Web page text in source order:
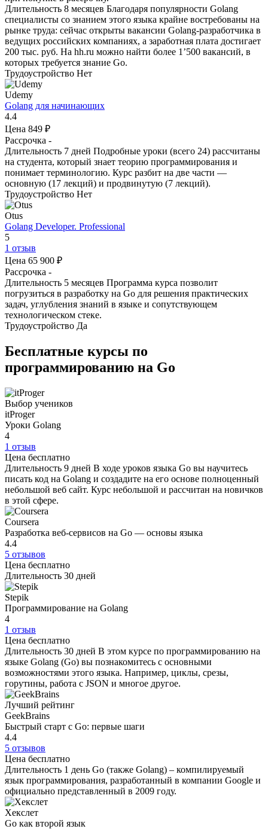
Длительность 8 месяцев Благодаря популярности Golang
специалисты со знанием этого языка крайне востребованы на
рынке труда: сейчас открыты вакансии Golang-разработчика в
ведущих российских компаниях, а заработная плата достигает
200 тыс. руб. На hh.ru можно найти более 1’500 вакансий, в
которых требуется знание Go.
Трудоустройство Нет
Udemy
Golang для начинающих
4.4
Цена 849 ₽
Рассрочка -
Длительность 7 дней Подробные уроки (всего 24) рассчитаны
на студента, который знает теорию программирования и
понимает терминологию. Курс разбит на две части —
основную (17 лекций) и продвинутую (7 лекций).
Трудоустройство Нет
Otus
Golang Developer. Professional
5
1 отзыв
Цена 65 900 ₽
Рассрочка -
Длительность 5 месяцев Программа курса позволит
погрузиться в разработку на Go для решения практических
задач, углубления знаний в языке и сопутствующем
технологическом стеке.
Трудоустройство Да
Бесплатные курсы по
программированию на Go
Выбор учеников
itProger
Уроки Golang
4
1 отзыв
Цена бесплатно
Длительность 9 дней В ходе уроков языка Go вы научитесь
писать код на Golang и создадите на его основе полноценный
небольшой веб сайт. Курс небольшой и рассчитан на новичков
в этой сфере.
Coursera
Разработка веб-сервисов на Go — основы языка
4.4
5 отзывов
Цена бесплатно
Длительность 30 дней
Stepik
Программирование на Golang
4
1 отзыв
Цена бесплатно
Длительность 30 дней В этом курсе по программированию на
языке Golang (Go) вы познакомитесь с основными
возможностями этого языка. Например, циклы, срезы,
горутины, работа с JSON и многое другое.
Лучший рейтинг
GeekBrains
Быстрый старт с Go: первые шаги
4.4
5 отзывов
Цена бесплатно
Длительность 1 день Go (также Golang) – компилируемый
язык программирования, разработанный в компании Google и
официально представленный в 2009 году.
Хекслет
Go как второй язык